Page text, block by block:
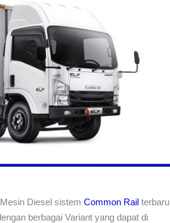
Diesel sistem Common Rail terbaru
berbagai Variant yang dapat di